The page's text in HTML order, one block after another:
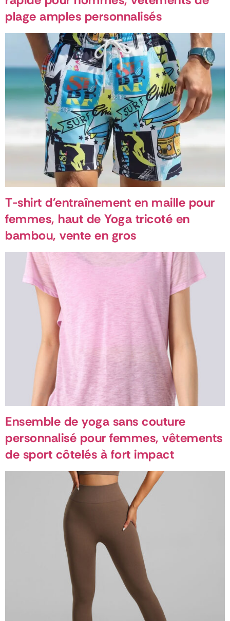
plage amples personnalisés
T-shirt d'entraînement en maille pour
femmes, haut de Yoga tricoté en
bambou, vente en gros
Ensemble de yoga sans couture
personnalisé pour femmes, vêtements
de sport côtelés à fort impact